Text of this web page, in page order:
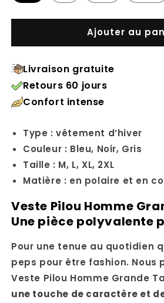
Ajouter au
Livraison gratuite
Retours 60 jours
Confort intense
Type : vêtement d’hiver
Couleur : Bleu, Noir, Gris
Taille : M, L, XL, 2XL
Matière : en polaire et en
Veste Pilou Homme
Une pièce polyvalente
Pour une tenue au quotidien
peps pour être fashion. Nous
Veste Pilou Homme Grande
une touche de caractère et